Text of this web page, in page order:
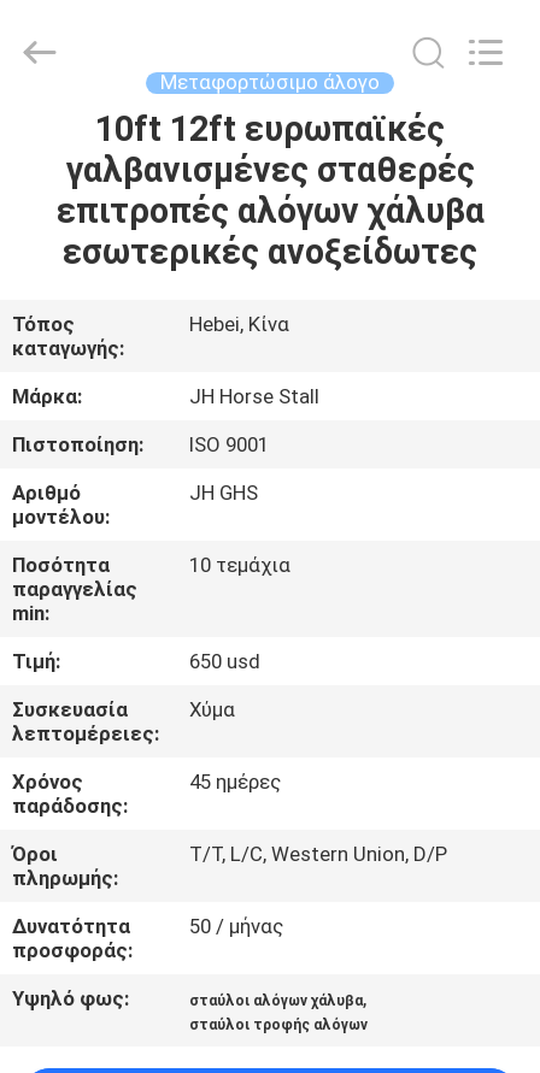
ΠΡΟΪΌΝΤΑ
ΕΜΕΊΣ
ΓΎΡΟΣ
ΕΡΓΟΣΤΑΣΊΩΝ
ΠΟΙΟΤΙΚΌΣ
ΈΛΕΓΧΟΣ
ΕΛΆΤΕ
ΣΕ
ΕΠΑΦΉ
ΜΕ
ΖΗΤΉΣΤΕ
ΈΝΑ
ΑΠΌΣΠΑΣΜΑ
products
Μεταφορτώσιμο άλογο
10ft 12ft ευρωπαϊκές
γαλβανισμένες σταθερές
επιτροπές αλόγων χάλυβα
εσωτερικές ανοξείδωτες
Τόπος
καταγωγής:
Hebei, Κίνα
Μάρκα:
JH Horse Stall
Πιστοποίηση:
ISO 9001
Αριθμό
μοντέλου:
JH GHS
Ποσότητα
παραγγελίας
min:
10 τεμάχια
Τιμή:
650 usd
Συσκευασία
λεπτομέρειες:
Χύμα
Χρόνος
παράδοσης:
45 ημέρες
Όροι
πληρωμής:
T/T, L/C, Western Union, D/P
Δυνατότητα
προσφοράς:
50 / μήνας
Υψηλό φως: σταύλοι αλόγων χάλυβα,
σταύλοι τροφής αλόγων